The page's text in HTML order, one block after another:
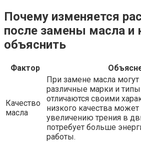
Почему изменяется
после замены масла и
объяснить
Фактор
Качество
масла
При замене масла
различные марки и
отличаются своими
низкого качества
увеличению трения в
потребует больше
работы.